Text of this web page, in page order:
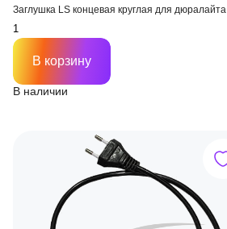
Заглушка LS концевая круглая для дюралайта
В наличии
В корзину